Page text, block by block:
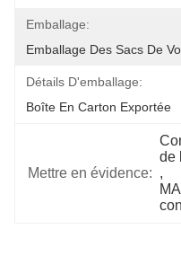
Emballage:
Emballage Des Sacs De
Détails D'emballage:
Boîte En Carton Exportée
Mettre en évidence:
de
,